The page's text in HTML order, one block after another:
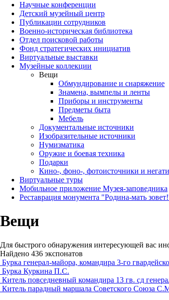
Научные конференции
Детский музейный центр
Публикации сотрудников
Военно-историческая библиотека
Отдел поисковой работы
Фонд стратегических инициатив
Виртуальные выставки
Музейные коллекции
Вещи
Обмундирование и снаряжение
Знамена, вымпелы и ленты
Приборы и инструменты
Предметы быта
Мебель
Документальные источники
Изобразительные источники
Нумизматика
Оружие и боевая техника
Подарки
Кино-, фоно-, фотоисточники и
Виртуальные туры
Мобильное приложение Музея-заповедника
Реставрация монумента "Родина-мать
Вещи
Для быстрого обнаружения интересующей вас
Найдено 436 экспонатов
Бурка генерал-майора, командира 3-го
Бурка Куркина П.С.
Китель повседневный командира 13 гв. сд
Китель парадный маршала Советского Союза